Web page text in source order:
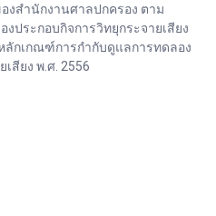
งสำนักงานศาลปกครอง ตาม
ประกอบกิจการวิทยุกระจายเสียง
ลักเกณฑ์การกำกับดูแลการทดลอง
สียง พ.ศ. 2556